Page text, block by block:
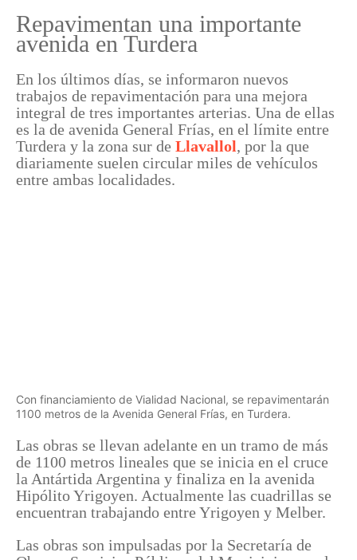
Repavimentan una importante
avenida en Turdera
En los últimos días, se informaron nuevos
trabajos de repavimentación para una mejora
integral de tres importantes arterias. Una de ellas
es la de avenida General Frías, en el límite entre
Turdera y la zona sur de Llavallol, por la que
diariamente suelen circular miles de vehículos
entre ambas localidades.
Con financiamiento de Vialidad Nacional, se repavimentarán
1100 metros de la Avenida General Frías, en Turdera.
Las obras se llevan adelante en un tramo de más
de 1100 metros lineales que se inicia en el cruce
la Antártida Argentina y finaliza en la avenida
Hipólito Yrigoyen. Actualmente las cuadrillas se
encuentran trabajando entre Yrigoyen y Melber.
Las obras son impulsadas por la Secretaría de